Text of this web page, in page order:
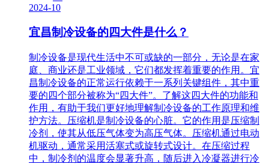
2024-10
宜昌制冷设备的四大件是什么？
制冷设备是现代生活中不可或缺的一部分，无论是在家
庭、商业还是工业领域，它们都发挥着重要的作用。宜
昌制冷设备的正常运行依赖于一系列关键组件，其中重
要的四个部分被称为“四大件”。了解这四大件的功能和
作用，有助于我们更好地理解制冷设备的工作原理和维
护方法。压缩机是制冷设备的心脏。它的作用是压缩制
冷剂，使其从低压气体变为高压气体。压缩机通过电动
机驱动，通常采用活塞式或旋转式设计。在压缩过程
中，制冷剂的温度会显著升高，随后进入冷凝器进行冷